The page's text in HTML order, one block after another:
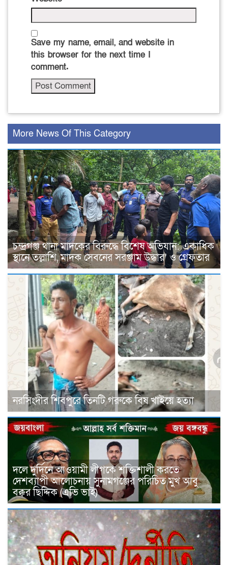
Save my name, email, and website in
this browser for the next time I
comment.
More News Of This Category
চন্দ্রগঞ্জ থানা মাদকের বিরুদ্ধে বিশেষ অভিযান: একাধিক
স্থানে তল্লাশি, মাদক সেবনের সরঞ্জাম উদ্ধার’ ও গ্রেফতার
নরসিংদীর শিবপুরে তিনটি গরুকে বিষ খাইয়ে হত্যা
দলে দুর্দিনে আওয়ামী লীগকে শক্তিশালী করতে
দেশব্যাপী আলোচনায় সুনামগঞ্জের পরিচিত মুখ আবু
বক্কর ছিদ্দিক (এভি ভাই)